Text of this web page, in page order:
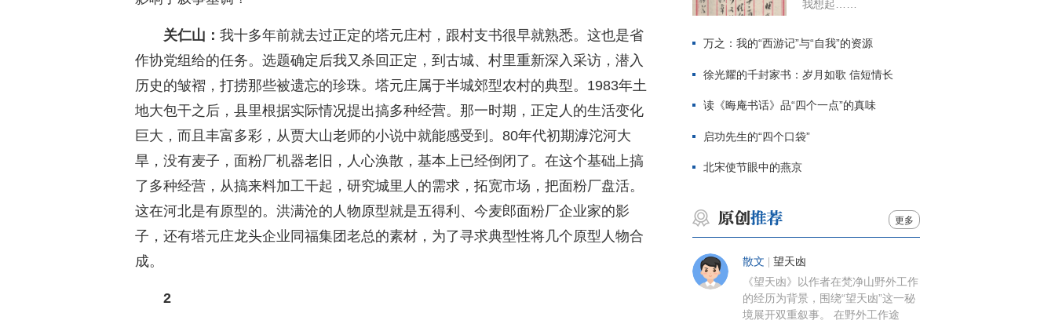
关仁山： 我十多年前就去过正定的塔元庄村，跟村支书很早就熟悉。这也是省
作协党组给的任务。选题确定后我又杀回正定，到古城、村里重新深入采访，潜入
历史的皱褶，打捞那些被遗忘的珍珠。塔元庄属于半城郊型农村的典型。1983年土
地大包干之后，县里根据实际情况提出搞多种经营。那一时期，正定人的生活变化
巨大，而且丰富多彩，从贾大山老师的小说中就能感受到。80年代初期滹沱河大
旱，没有麦子，面粉厂机器老旧，人心涣散，基本上已经倒闭了。在这个基础上搞
了多种经营，从搞来料加工干起，研究城里人的需求，拓宽市场，把面粉厂盘活。
这在河北是有原型的。洪满沧的人物原型就是五得利、今麦郎面粉厂企业家的影
子，还有塔元庄龙头企业同福集团老总的素材，为了寻求典型性将几个原型人物合
成。
2
我想起……
万之：我的“西游记”与“自我”的资源
徐光耀的千封家书：岁月如歌 信短情长
读《晦庵书话》品“四个一点”的真味
启功先生的“四个口袋”
北宋使节眼中的燕京
更多
散文 望天凼
《望天凼》以作者在梵净山野外工作
的经历为背景，围绕“望天凼”这一秘
境展开双重叙事。 在野外工作途